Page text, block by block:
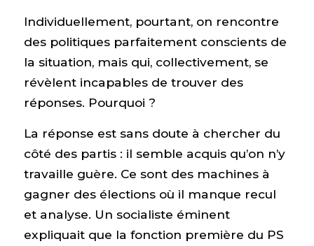
Individuellement, pourtant, on rencontre
des politiques parfaitement conscients de
la situation, mais qui, collectivement, se
révèlent incapables de trouver des
réponses. Pourquoi ?
La réponse est sans doute à chercher du
côté des partis : il semble acquis qu’on n’y
travaille guère. Ce sont des machines à
gagner des élections où il manque recul
et analyse. Un socialiste éminent
expliquait que la fonction première du PS